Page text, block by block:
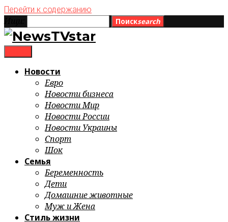
Перейти к содержанию
Поискsearch
Новости
Евро
Новости бизнеса
Новости Мир
Новости России
Новости Украины
Спорт
Шок
Семья
Беременность
Дети
Домашние животные
Муж и Жена
Стиль жизни